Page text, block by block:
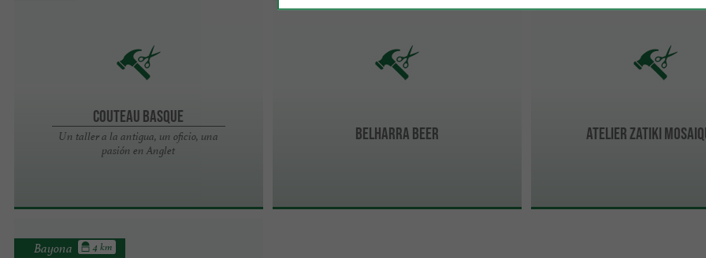
Couteau Basque
Un taller a la antigua, un oficio, una
pasión en Anglet
Belharra Beer ATELIER ZATIKI
Bayona 4 km